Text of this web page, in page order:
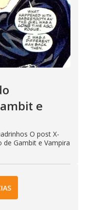
e
O post X-
Gambit e Vampira